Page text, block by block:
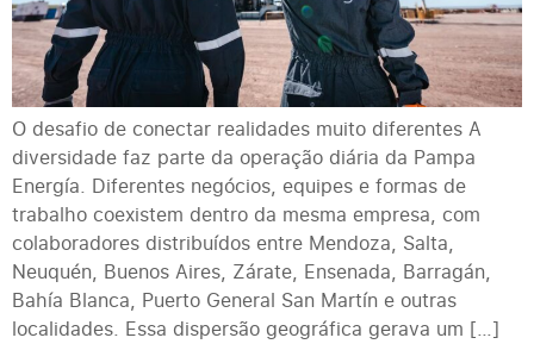
O desafio de conectar realidades muito diferentes A
diversidade faz parte da operação diária da Pampa
Energía. Diferentes negócios, equipes e formas de
trabalho coexistem dentro da mesma empresa, com
colaboradores distribuídos entre Mendoza, Salta,
Neuquén, Buenos Aires, Zárate, Ensenada, Barragán,
Bahía Blanca, Puerto General San Martín e outras
localidades. Essa dispersão geográfica gerava um […]